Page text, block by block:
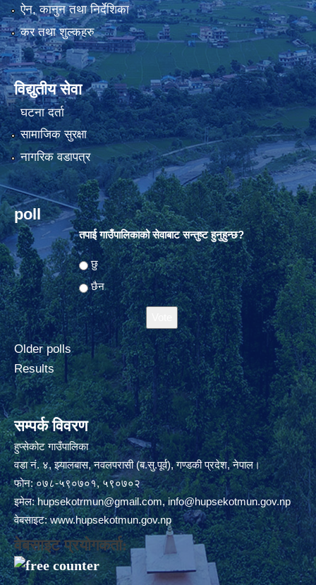
ऐन, कानुन तथा निर्देशिका
कर तथा शुल्कहरु
विद्युतीय सेवा
घटना दर्ता
सामाजिक सुरक्षा
नागरिक वडापत्र
poll
तपाई गाउँपालिकाको सेवाबाट सन्तुष्ट हुनुहुन्छ?
Choices
छु
छैन
Older polls
Results
सम्पर्क विवरण
हुप्सेकोट गाउँपालिका
वडा नं. ४, झ्यालबास, नवलपरासी (ब.सु.पूर्व), गण्डकी प्रदेश, नेपाल।
फोन: ०७८-५९०७०१, ५९०७०२
इमेल:hupsekotrmun@gmail.com,info@hupsekotmun.gov.np
वेबसाइट:www.hupsekotmun.gov.np
वेबसाइट प्रयोगकर्ता: